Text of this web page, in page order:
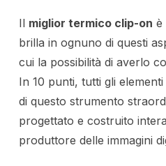
Il miglior termico clip-on è
brilla in ognuno di questi
cui la possibilità di averlo
In 10 punti, tutti gli
di questo strumento
progettato e costruito
produttore delle immagini